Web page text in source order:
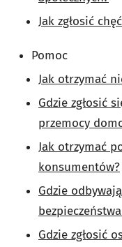
Jak zgłosić
Pomoc
Jak otrzymać
Gdzie zgłosić
przemocy
Jak otrzymać
konsumentów?
Gdzie
Gdzie zgłosić